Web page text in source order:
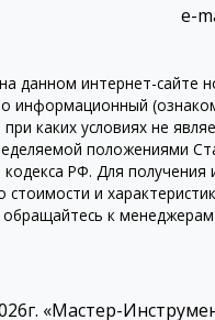
e-
данном интернет-сайте
информационный
каких условиях не
положениями
кодекса РФ. Для
и
обращайтесь к
«Мастер-